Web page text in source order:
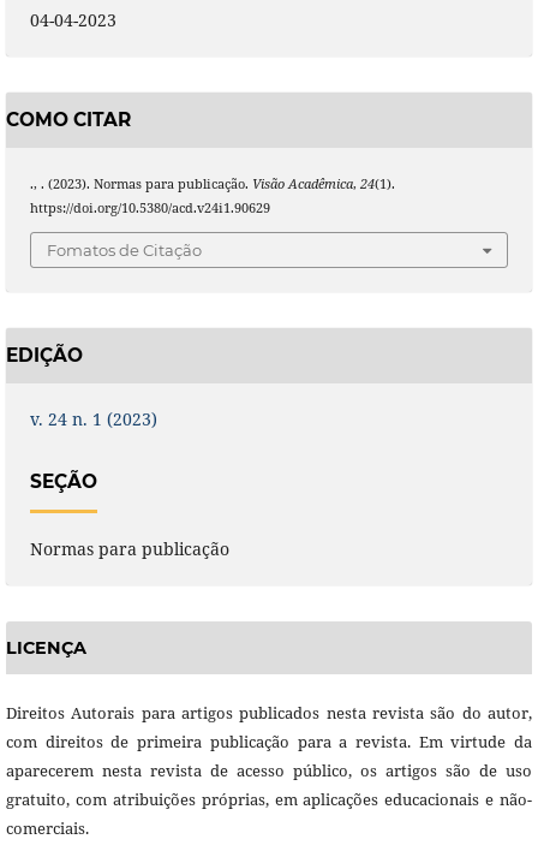
04-04-2023
COMO CITAR
., . (2023). Normas para publicação. Visão Acadêmica, 24(1).
https://doi.org/10.5380/acd.v24i1.90629
Fomatos de Citação
EDIÇÃO
v. 24 n. 1 (2023)
SEÇÃO
Normas para publicação
LICENÇA
Direitos Autorais para artigos publicados nesta revista são do autor,
com direitos de primeira publicação para a revista. Em virtude da
aparecerem nesta revista de acesso público, os artigos são de uso
gratuito, com atribuições próprias, em aplicações educacionais e não-
comerciais.